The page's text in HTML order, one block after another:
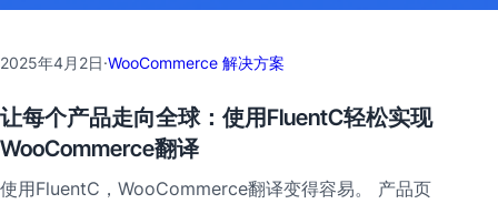
2025年4月2日·WooCommerce 解决方案
让每个产品走向全球：使用FluentC轻松实现
WooCommerce翻译
使用FluentC，WooCommerce翻译变得容易。 产品页